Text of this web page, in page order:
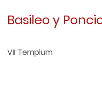
Basileo y
VII Templum